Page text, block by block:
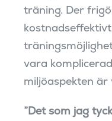
träning. Der
vara
miljöaspekten
”Det som jag